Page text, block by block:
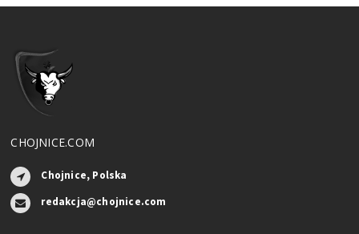
CHOJNICE.COM
Chojnice, Polska
redakcja@chojnice.com